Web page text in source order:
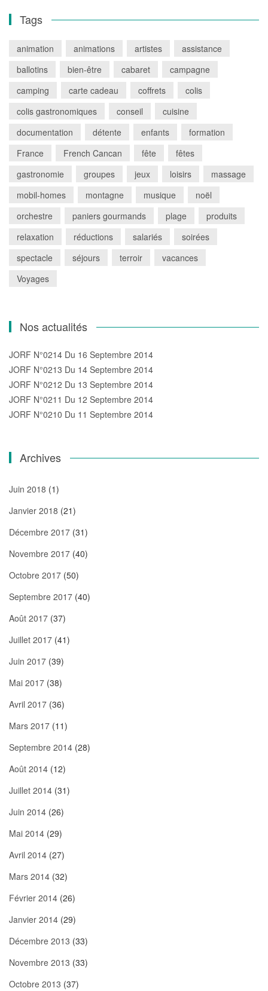
Tags
animation animations artistes
assistance
ballotins
bien-être cabaret
campagne
camping
carte cadeau coffrets
colis
colis gastronomiques
conseil
cuisine
documentation
détente enfants
formation
France
French Cancan fête
fêtes
gastronomie
groupes jeux loisirs
massage
mobil-homes
montagne musique
noël
orchestre
paniers gourmands plage
produits
relaxation
réductions salariés
soirées
spectacle
séjours terroir
vacances
Voyages
Nos actualités
JORF N°0214 Du 16 Septembre 2014
JORF N°0213 Du 14 Septembre 2014
JORF N°0212 Du 13 Septembre 2014
JORF N°0211 Du 12 Septembre 2014
JORF N°0210 Du 11 Septembre 2014
Archives
Juin 2018 (1)
Janvier 2018 (21)
Décembre 2017 (31)
Novembre 2017 (40)
Octobre 2017 (50)
Septembre 2017 (40)
Août 2017 (37)
Juillet 2017 (41)
Juin 2017 (39)
Mai 2017 (38)
Avril 2017 (36)
Mars 2017 (11)
Septembre 2014 (28)
Août 2014 (12)
Juillet 2014 (31)
Juin 2014 (26)
Mai 2014 (29)
Avril 2014 (27)
Mars 2014 (32)
Février 2014 (26)
Janvier 2014 (29)
Décembre 2013 (33)
Novembre 2013 (33)
Octobre 2013 (37)